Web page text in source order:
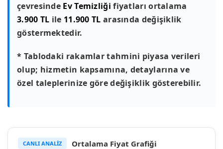
çevresinde Ev Temizliği fiyatları ortalama
3.900 TL ile 11.900 TL arasında değişiklik
göstermektedir.
* Tablodaki rakamlar tahmini piyasa verileri
olup; hizmetin kapsamına, detaylarına ve
özel taleplerinize göre değişiklik gösterebilir.
CANLI ANALİZ Ortalama Fiyat Grafiği